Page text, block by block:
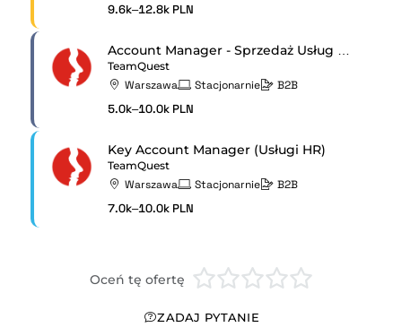
9.6k–12.8k PLN
Account Manager - Sprzedaż Usług Rekrutacyjnych
TeamQuest
Warszawa Stacjonarnie B2B
5.0k–10.0k PLN
Key Account Manager (Usługi HR)
TeamQuest
Warszawa Stacjonarnie B2B
7.0k–10.0k PLN
Oceń tę ofertę
ZADAJ PYTANIE